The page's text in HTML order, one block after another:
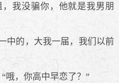
我没骗你，他就是我男朋
中的，大我一届，我们以前
，你高中早恋了？”